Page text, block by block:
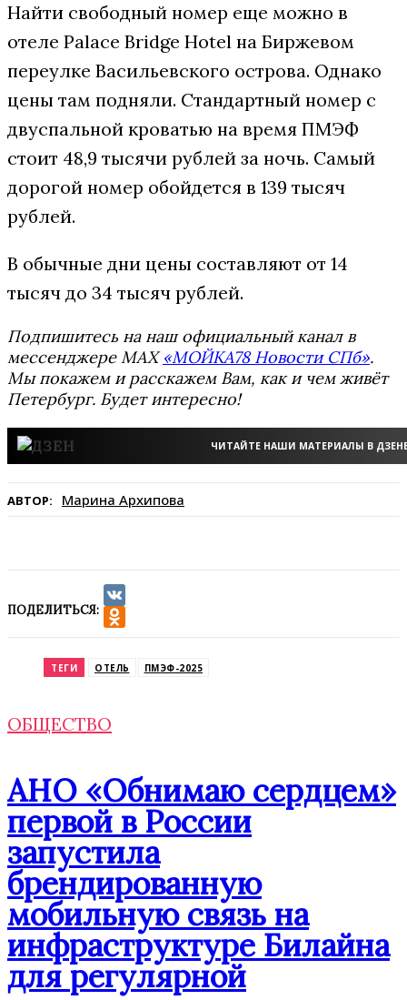
Найти свободный номер еще можно в
отеле Palace Bridge Hotel на Биржевом
переулке Васильевского острова. Однако
цены там подняли. Стандартный номер с
двуспальной кроватью на время ПМЭФ
стоит 48,9 тысячи рублей за ночь. Самый
дорогой номер обойдется в 139 тысяч
рублей.
В обычные дни цены составляют от 14
тысяч до 34 тысяч рублей.
Подпишитесь на наш официальный канал в
мессенджере MAX«МОЙКА78 Новости СПб».
Мы покажем и расскажем Вам, как и чем живёт
Петербург. Будет интересно!
ЧИТАЙТЕ НАШИ МАТЕРИАЛЫ В
АВТОР: Марина Архипова
ПОДЕЛИТЬСЯ:
VK
ТЕГИ ОТЕЛЬ ПМЭФ-2025
ОБЩЕСТВО
АНО «Обнимаю сердцем»
первой в России
запустила
брендированную
мобильную связь на
инфраструктуре Билайна
для регулярной